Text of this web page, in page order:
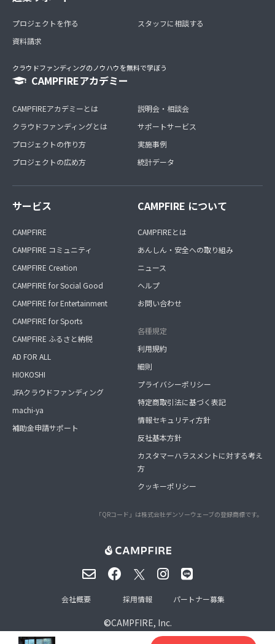
プロジェクトを作る
資料請求
スタッフに相談する
クラウドファンディングのノウハウを無料で学ぼう
CAMPFIREアカデミー
CAMPFIREアカデミーとは
クラウドファンディングとは
プロジェクトの作り方
プロジェクトの広め方
説明会・相談会
サポートサービス
実施事例
統計データ
サービス
CAMPFIRE
CAMPFIRE コミュニティ
CAMPFIRE Creation
CAMPFIRE for Social Good
CAMPFIRE for Entertainment
CAMPFIRE for Sports
CAMPFIRE ふるさと納税
AD FOR ALL
HIOKOSHI
JFAクラウドファンディング
machi-ya
補助金申請サポート
CAMPFIRE について
CAMPFIREとは
あんしん・安全への取り組み
ニュース
ヘルプ
お問い合わせ
各種規定
利用規約
細則
プライバシーポリシー
特定商取引法に基づく表記
情報セキュリティ方針
反社基本方針
カスタマーハラスメントに対する考え
方
クッキーポリシー
「QRコード」は株式会社デンソーウェーブの登録商標です。
©CAMPFIRE, Inc.
会社概要 採用情報 パートナー募集